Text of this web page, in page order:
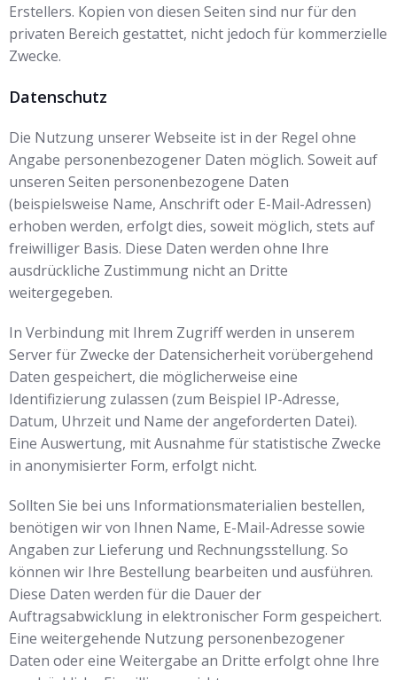
Erstellers. Kopien von diesen Seiten sind nur für den
privaten Bereich gestattet, nicht jedoch für kommerzielle
Zwecke.
Datenschutz
Die Nutzung unserer Webseite ist in der Regel ohne
Angabe personenbezogener Daten möglich. Soweit auf
unseren Seiten personenbezogene Daten
(beispielsweise Name, Anschrift oder E-Mail-Adressen)
erhoben werden, erfolgt dies, soweit möglich, stets auf
freiwilliger Basis. Diese Daten werden ohne Ihre
ausdrückliche Zustimmung nicht an Dritte
weitergegeben.
In Verbindung mit Ihrem Zugriff werden in unserem
Server für Zwecke der Datensicherheit vorübergehend
Daten gespeichert, die möglicherweise eine
Identifizierung zulassen (zum Beispiel IP-Adresse,
Datum, Uhrzeit und Name der angeforderten Datei).
Eine Auswertung, mit Ausnahme für statistische Zwecke
in anonymisierter Form, erfolgt nicht.
Sollten Sie bei uns Informationsmaterialien bestellen,
benötigen wir von Ihnen Name, E-Mail-Adresse sowie
Angaben zur Lieferung und Rechnungsstellung. So
können wir Ihre Bestellung bearbeiten und ausführen.
Diese Daten werden für die Dauer der
Auftragsabwicklung in elektronischer Form gespeichert.
Eine weitergehende Nutzung personenbezogener
Daten oder eine Weitergabe an Dritte erfolgt ohne Ihre